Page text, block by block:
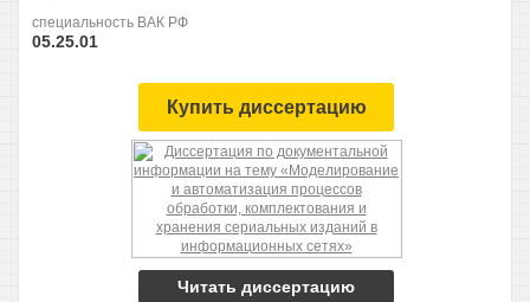
специальность ВАК РФ
05.25.01
Купить диссертацию
Читать диссертацию